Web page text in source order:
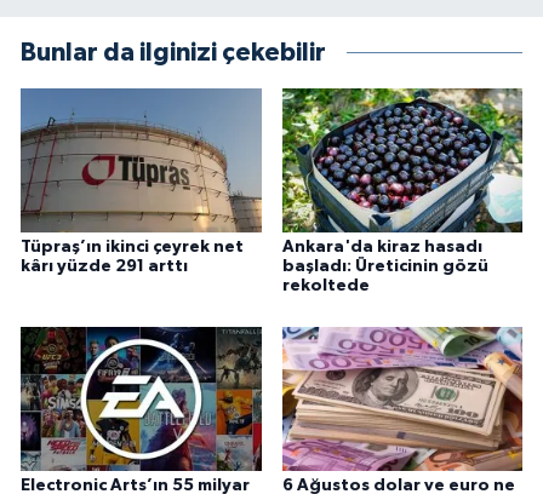
Bunlar da ilginizi çekebilir
Tüpraş’ın ikinci çeyrek net
kârı yüzde 291 arttı
Ankara'da kiraz hasadı
başladı: Üreticinin gözü
rekoltede
Electronic Arts’ın 55 milyar
6 Ağustos dolar ve euro ne